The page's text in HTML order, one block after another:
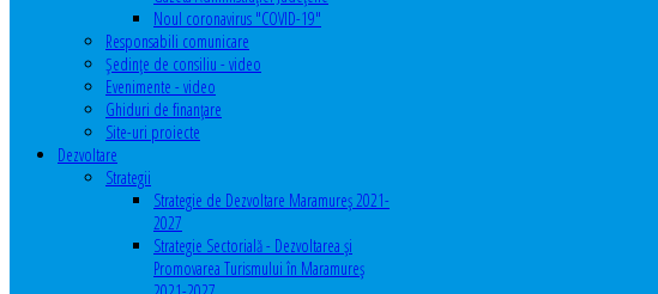
Noul coronavirus "COVID-19"
Responsabili comunicare
Şedinţe de consiliu - video
Evenimente - video
Ghiduri de finanţare
Site-uri proiecte
Dezvoltare
Strategii
Strategie de Dezvoltare Maramureș 2021-
2027
Strategie Sectorială - Dezvoltarea și
Promovarea Turismului în Maramureș